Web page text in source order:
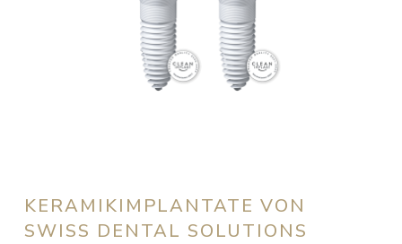
KERAMIKIMPLANTATE VON
SWISS DENTAL SOLUTIONS